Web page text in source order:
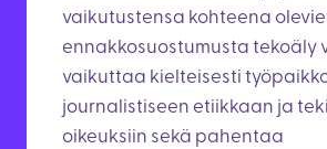
vaikutustensa kohteena
ennakkosuostumusta tekoäly
vaikuttaa kielteisesti
journalistiseen etiikkaan ja
oikeuksiin sekä pahentaa